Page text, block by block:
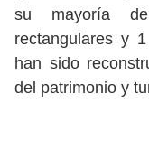
su mayoría
rectangulares y
han sido
del patrimonio y